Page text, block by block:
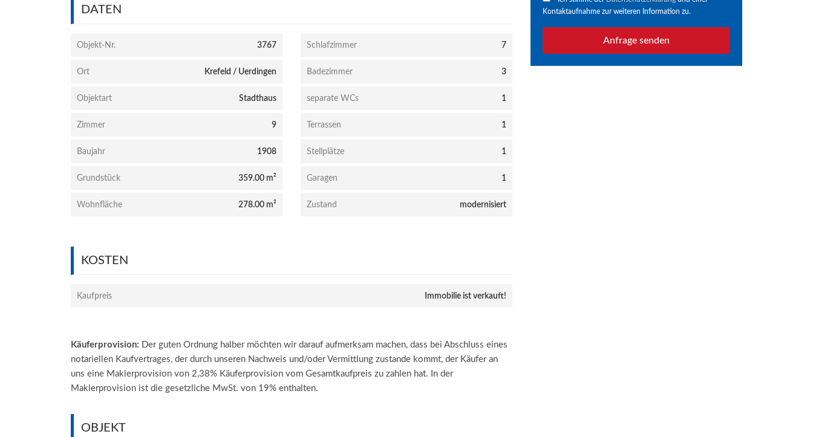
DATEN
Objekt-Nr. 3767
Ort Krefeld / Uerdingen
Objektart Stadthaus
Zimmer 9
Baujahr 1908
Grundstück 359.00 m²
Wohnfläche 278.00 m²
Schlafzimmer 7
Badezimmer 3
separate WCs 1
Terrassen 1
Stellplätze 1
Garagen 1
Zustand modernisiert
KOSTEN
Kaufpreis Immobilie ist verkauft!
Käuferprovision: Der guten Ordnung halber möchten wir darauf aufmerksam machen, dass bei Abschluss eines
notariellen Kaufvertrages, der durch unseren Nachweis und/oder Vermittlung zustande kommt, der Käufer an
uns eine Maklerprovision von 2,38% Käuferprovision vom Gesamtkaufpreis zu zahlen hat. In der
Maklerprovision ist die gesetzliche MwSt. von 19% enthalten.
OBJEKT
Kontaktaufnahme zur weiteren Information zu.
Anfrage senden